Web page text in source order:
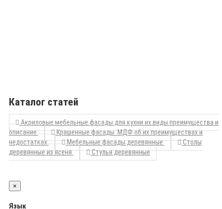
Каталог статей
Акриловые мебельные фасады для кухни их виды преимущества и
описание
Крашенные фасады МДФ об их преимуществах и
недостатках
Мебельные фасады деревянные
Столы
деревянные из ясеня
Стулья деревянные
×
Язык